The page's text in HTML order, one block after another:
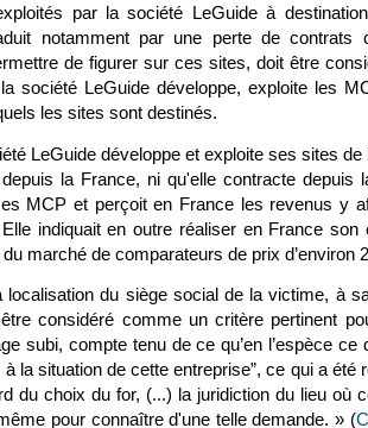
par la société LeGuide à
notamment par une perte de contrats
de figurer sur ces sites, doit être
société LeGuide développe, exploite les
les sites sont destinés.
LeGuide développe et exploite ses sites
la France, ni qu'elle contracte depuis
MCP et perçoit en France les revenus y
indiquait en outre réaliser en France son
marché de comparateurs de prix d’environ
localisation du siège social de la victime, à
considéré comme un critère pertinent
subi, compte tenu de ce qu’en l’espèce ce
la situation de cette entreprise”, ce qui a été
du choix du for, (...) la juridiction du lieu où
pour connaître d'une telle demande. » (